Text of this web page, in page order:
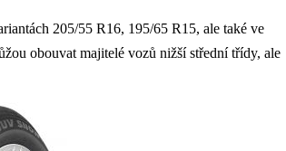
205/55 R16, 195/65 R15, ale také ve
obouvat majitelé vozů nižší střední třídy, ale